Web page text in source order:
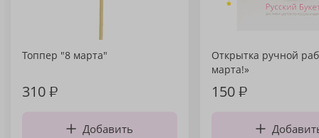
Топпер "8 марта"
310₽
Добавить
Открытка ручной
марта!»
150₽